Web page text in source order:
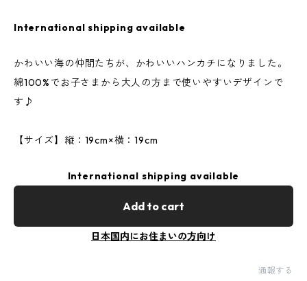
International shipping available
かわいい海の仲間たちが、かわいいハンカチになりました。
綿100%でお子さまから大人の方まで使いやすいデザインで
す♪
【サイズ】縦：19cm×横：19cm
International shipping available
Add to cart
日本国内にお住まいの方向け
通報する